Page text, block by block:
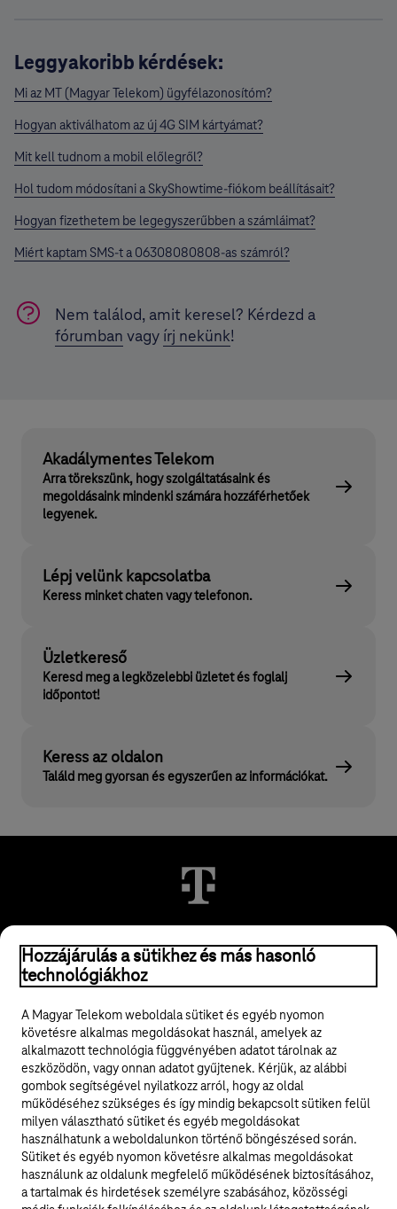
Leggyakoribb kérdések:
Mi az MT (Magyar Telekom) ügyfélazonosítóm?
Hogyan aktiválhatom az új 4G SIM kártyámat?
Mit kell tudnom a mobil előlegről?
Hol tudom módosítani a SkyShowtime-fiókom beállításait?
Hogyan fizethetem be legegyszerűbben a számláimat?
Miért kaptam SMS-t a 06308080808-as számról?
Nem találod, amit keresel? Kérdezd a
fórumban vagy írj nekünk!
Akadálymentes Telekom
Arra törekszünk, hogy szolgáltatásaink és
megoldásaink mindenki számára hozzáférhetőek
legyenek.
Lépj velünk kapcsolatba
Keress minket chaten vagy telefonon.
Üzletkereső
Keresd meg a legközelebbi üzletet és foglalj
időpontot!
Keress az oldalon
Találd meg gyorsan és egyszerűen az információkat.
© 2026 Magyar Telekom Nyrt.
ÁSZF
Adatvédelem
Felhívások
Hozzájárulás a sütikhez és más hasonló
technológiákhoz
A Magyar Telekom weboldala sütiket és egyéb nyomon
követésre alkalmas megoldásokat használ, amelyek az
alkalmazott technológia függvényében adatot tárolnak az
eszközödön, vagy onnan adatot gyűjtenek. Kérjük, az alábbi
gombok segítségével nyilatkozz arról, hogy az oldal
működéséhez szükséges és így mindig bekapcsolt sütiken felül
milyen választható sütiket és egyéb megoldásokat
használhatunk a weboldalunkon történő böngészésed során.
Sütiket és egyéb nyomon követésre alkalmas megoldásokat
használunk az oldalunk megfelelő működésének biztosításához,
a tartalmak és hirdetések személyre szabásához, közösségi